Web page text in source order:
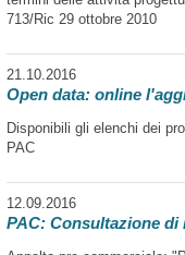
713/Ric 29 ottobre 2010
21.10.2016
Open data: online
Disponibili gli elenchi dei
PAC
12.09.2016
PAC: Consultazione di